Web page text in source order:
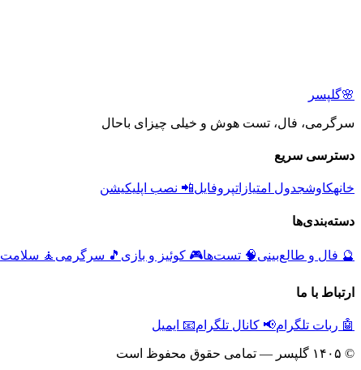
🌸گلپسر
سرگرمی، فال، تست هوش و خیلی چیزای باحال
دسترسی سریع
خانهکاوشجدول امتیازاتپروفایل📲 نصب اپلیکیشن
دسته‌بندی‌ها
🔮 فال و طالع‌بینی🧠 تست‌ها🎮 کوئیز و بازی 🎵 سرگرمی 🧘 سلامت
ارتباط با ما
🤖 ربات تلگرام📢 کانال تلگرام📧 ایمیل
© ۱۴۰۵ گلپسر — تمامی حقوق محفوظ است